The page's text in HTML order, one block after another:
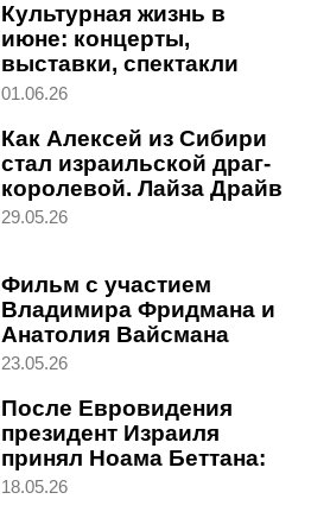
Культурная жизнь в
июне: концерты,
выставки, спектакли
01.06.26
Как Алексей из Сибири
стал израильской драг-
королевой. Лайза Драйв
в студии "Вестей"
29.05.26
Фильм с участием
Владимира Фридмана и
Анатолия Вайсмана
(Белого) завоевал Гран-
23.05.26
После Евровидения
президент Израиля
принял Ноама Беттана:
"Ты растрогал наши
18.05.26